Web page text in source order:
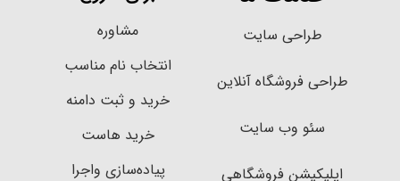
طراحی سایت
طراحی فروشگاه آنلاین
سئو وب سایت
اپلیکیشن فروشگاهی
مشاوره
انتخاب نام مناسب
خرید و ثبت دامنه
خرید هاست
پیاده‌سازی واجرا